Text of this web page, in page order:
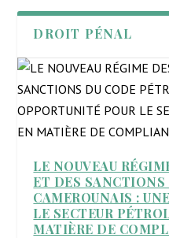
DROIT PÉNAL
LE NOUVEAU
ET DES
CAMEROUNAIS :
LE SECTEUR
MATIÈRE DE